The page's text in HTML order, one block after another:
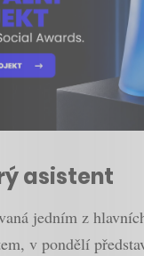
asistent
jedním z
v pondělí